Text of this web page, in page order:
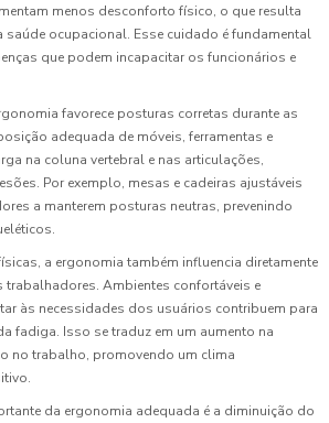
menos desconforto físico, o que resulta
saúde ocupacional. Esse cuidado é fundamental
que podem incapacitar os funcionários e
favorece posturas corretas durante as
adequada de móveis, ferramentas e
na coluna vertebral e nas articulações,
Por exemplo, mesas e cadeiras ajustáveis
a manterem posturas neutras, prevenindo
a ergonomia também influencia diretamente
Ambientes confortáveis e
às necessidades dos usuários contribuem para
fadiga. Isso se traduz em um aumento na
no trabalho, promovendo um clima
da ergonomia adequada é a diminuição do